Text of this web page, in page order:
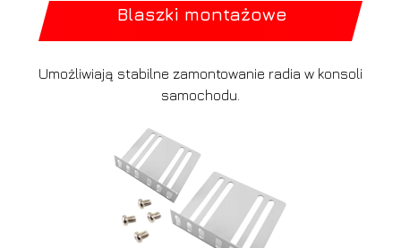
Blaszki montażowe
Umożliwiają stabilne zamontowanie radia w konsoli
samochodu.